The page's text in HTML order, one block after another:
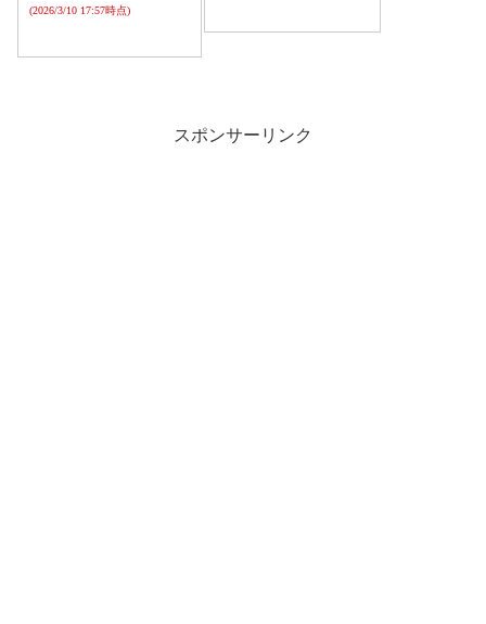
(2026/3/10 17:57時点)
スポンサーリンク